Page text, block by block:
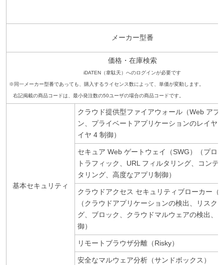
メーカー型番
価格・在庫検索
iDATEN（韋駄天）へのログインが必要です
※同一メーカー型番であっても、購入するライセンス数によって、単価が変動します。
右記掲載の商品コードは、最小発注数の50ユーザの場合の商品コードです。
基本セキュリティ
クラウド提供型ファイアウォール（Web アプ
ン、プライベートアプリケーションのレイヤ
イヤ 4 制御）
セキュア Web ゲートウェイ（SWG）（プロ
トラフィック、URL フィルタリング、コンテ
タリング、高度なアプリ制御）
クラウドアクセス セキュリティブローカー（
（クラウドアプリケーションの検出、リスク
グ、ブロック、クラウドマルウェアの検出、
御）
リモートブラウザ分離（Risky）
安全なマルウェア分析（サンドボックス）